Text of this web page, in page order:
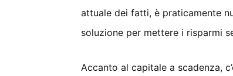
attuale dei fatti, è praticamente
soluzione per mettere i risparmi
Accanto al capitale a scadenza,